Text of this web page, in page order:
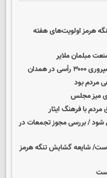
هرمز اولویت‌های هفته
مبلمان ملایر
مردم بود
میز مجلس
با فرهنگ ایثار
شود / بررسی مجوز تجمعات در
است/ شایعه گشایش تنگه هرمز